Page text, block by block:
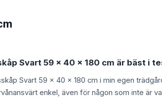
Svart 59 x 40 x 180 cm är bäst i
Svart 59 x 40 x 180 cm i min egen
enkel, även för någon som inte är